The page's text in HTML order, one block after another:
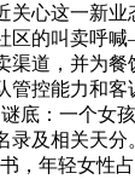
心这一新
的叫卖
道，并为
控能力和
底：一个
及相关天
年轻女性